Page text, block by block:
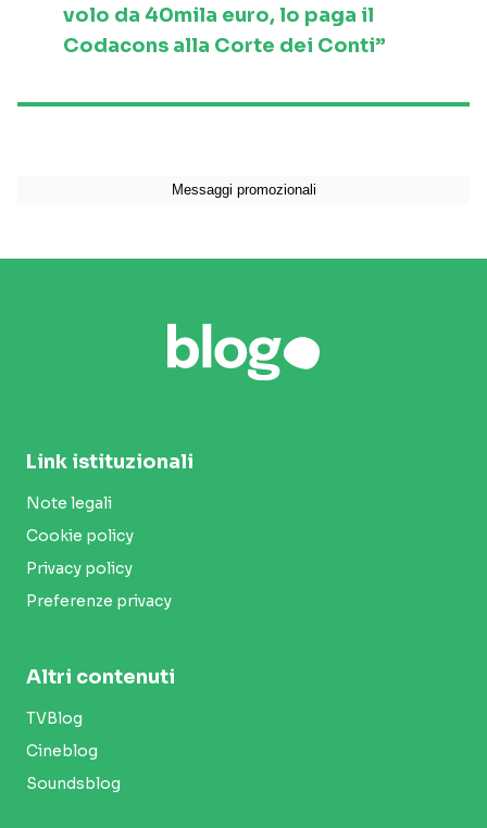
volo da 40mila euro, lo paga il
Codacons alla Corte dei Conti”
Link istituzionali
Note legali
Cookie policy
Privacy policy
Preferenze privacy
Altri contenuti
TVBlog
Cineblog
Soundsblog